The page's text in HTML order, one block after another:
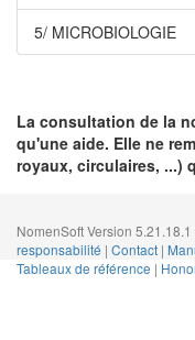
5/ MICROBIOLOGIE
La consultation de la
qu'une aide. Elle ne
royaux, circulaires, ...)
NomenSoft Version
responsabilité | Contact |
Tableaux de référence |